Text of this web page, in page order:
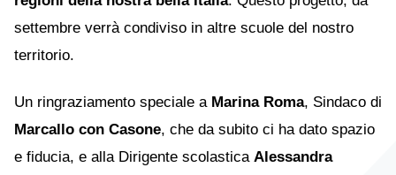
settembre verrà condiviso in altre scuole del nostro
territorio.
Un ringraziamento speciale a Marina Roma, Sindaco di
Marcallo con Casone, che da subito ci ha dato spazio
e fiducia, e alla Dirigente scolastica Alessandra